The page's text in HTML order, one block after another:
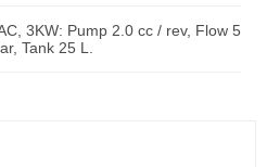
3KW: Pump 2.0 cc / rev, Flow 5
Tank 25 L.